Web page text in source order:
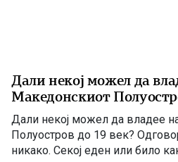
Дали некој можел да
Македонскиот
Дали некој можел да владее
Полуостров до 19 век?
никако. Секој еден или било